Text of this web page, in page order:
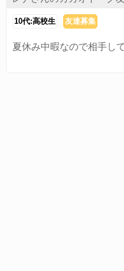
10代:高校生 友達募集
夏休み中暇なので相手し